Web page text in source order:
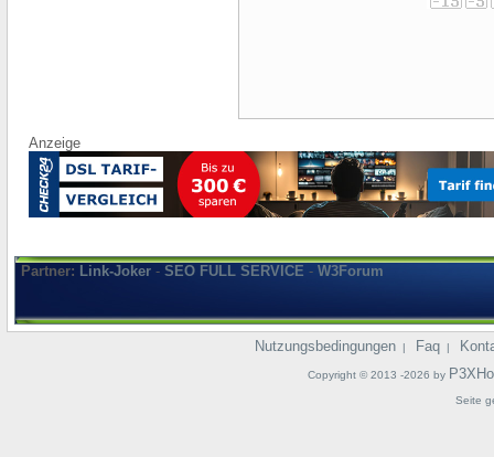
Anzeige
Partner: Link-Joker - SEO FULL SERVICE - W3Forum
Nutzungsbedingungen | Faq |
Copyright © 2013 -2026 by
Seite